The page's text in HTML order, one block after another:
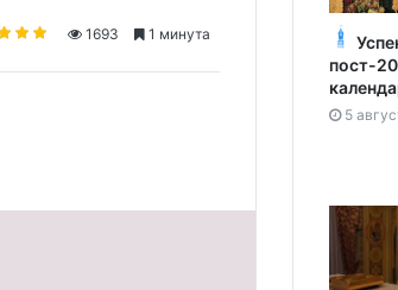
1693 1 минута
пост-
5